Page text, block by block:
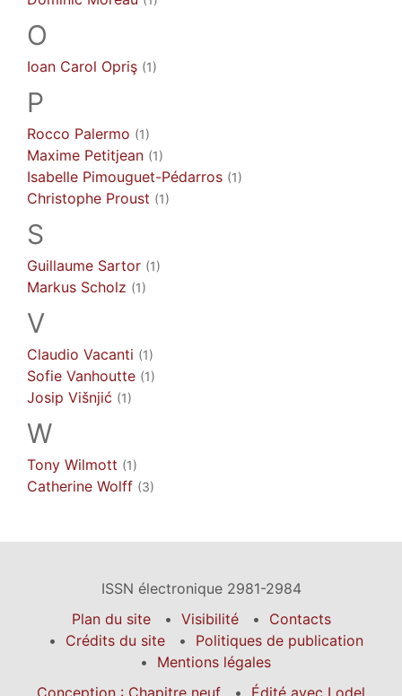
O
Ioan Carol Opriş (1)
P
Rocco Palermo (1)
Maxime Petitjean (1)
Isabelle Pimouguet-Pédarros (1)
Christophe Proust (1)
S
Guillaume Sartor (1)
Markus Scholz (1)
V
Claudio Vacanti (1)
Sofie Vanhoutte (1)
Josip Višnjić (1)
W
Tony Wilmott (1)
Catherine Wolff (3)
ISSN électronique 2981-2984
Plan du site
Visibilité
Contacts
Crédits du site
Politiques de publication
Mentions légales